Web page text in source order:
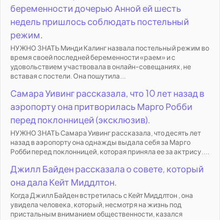
беременности дочерью Анной ей шесть
недель пришлось соблюдать постельный
режим.
НУЖНО ЗНАТЬ Минди Калинг назвала постельный режим во
время своей последней беременности «раем» и с
удовольствием участвовала в онлайн-совещаниях, не
вставая с постели. Она пошутила...
Самара Уивинг рассказала, что 10 лет назад в
аэропорту она притворилась Марго Робби
перед поклонницей (эксклюзив).
НУЖНО ЗНАТЬ Самара Уивинг рассказала, что десять лет
назад в аэропорту она однажды выдала себя за Марго
Робби перед поклонницей, которая приняла ее за актрису....
Джилл Байден рассказала о совете, который
она дала Кейт Миддлтон.
Когда Джилл Байден встретилась с Кейт Миддлтон , она
увидела человека, который, несмотря на жизнь под
пристальным вниманием общественности, казался